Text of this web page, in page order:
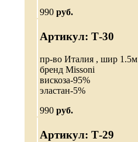
990 руб.
Артикул: Т-30
пр-во Италия , шир 1.5м
бренд Missoni
вискоза-95%
эластан-5%
990 руб.
Артикул: Т-29